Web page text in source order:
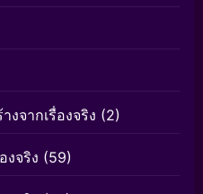
งจากเรื่องจริง (2)
งจริง (59)